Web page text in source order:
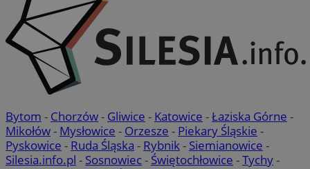
Bytom - Chorzów- Gliwice - Katowice -Łaziska Górne -
Mikołów- Mysłowice - Orzesze - Piekary Śląskie -
Pyskowice - Ruda Śląska - Rybnik- Siemianowice -
Silesia.info.pl - Sosnowiec- Świętochłowice -Tychy-